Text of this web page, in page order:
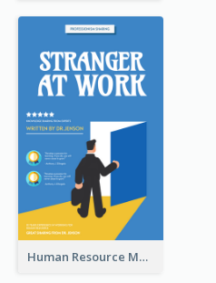
Human Resource Management Book Cover